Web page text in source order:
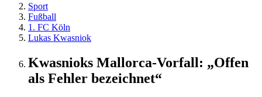
Sport
Fußball
1. FC Köln
Lukas Kwasniok
Kwasnioks Mallorca-Vorfall: „Offen
als Fehler bezeichnet“